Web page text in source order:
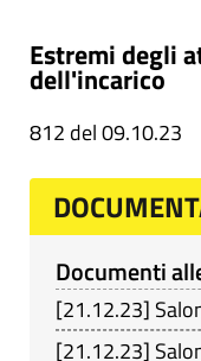
Estremi degli
dell'incarico
812 del 09.10.23
Documenti
[21.12.23]
[21.12.23]